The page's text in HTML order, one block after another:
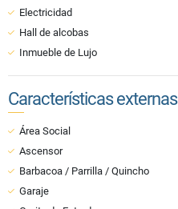
Electricidad
Hall de alcobas
Inmueble de Lujo
Características externas
Área Social
Ascensor
Barbacoa / Parrilla / Quincho
Garaje